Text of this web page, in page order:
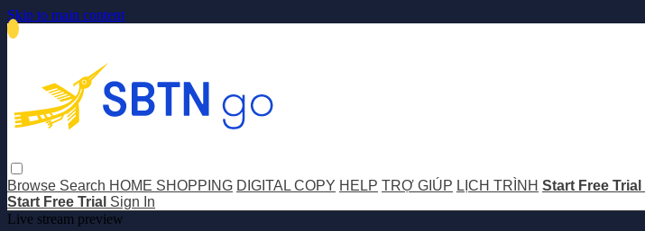
Skip to main content
Browse Search HOME SHOPPING DIGITAL COPY HELP TRỢ GIÚP LỊCH TRÌNH Start Free Trial
Start Free Trial Sign In
Live stream preview